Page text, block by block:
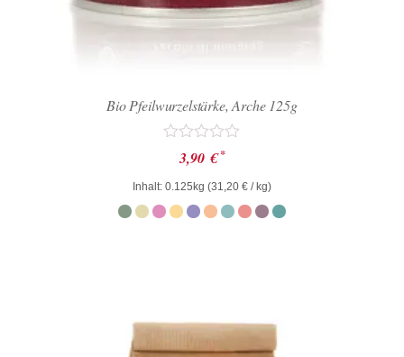
Bio Pfeilwurzelstärke, Arche 125g
Bewertet
mit
0
von
5
3,90 € *
Inhalt: 0.125kg (31,20 € / kg)